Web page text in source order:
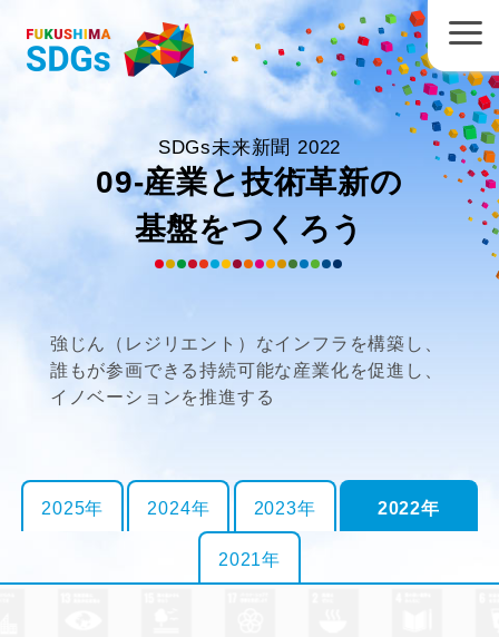
SDGs未来新聞 2022
09-産業と技術革新の
基盤をつくろう
強じん（レジリエント）なインフラを構築し、
誰もが参画できる持続可能な産業化を促進し、
イノベーションを推進する
2025年 2024年 2023年 2022年
2021年